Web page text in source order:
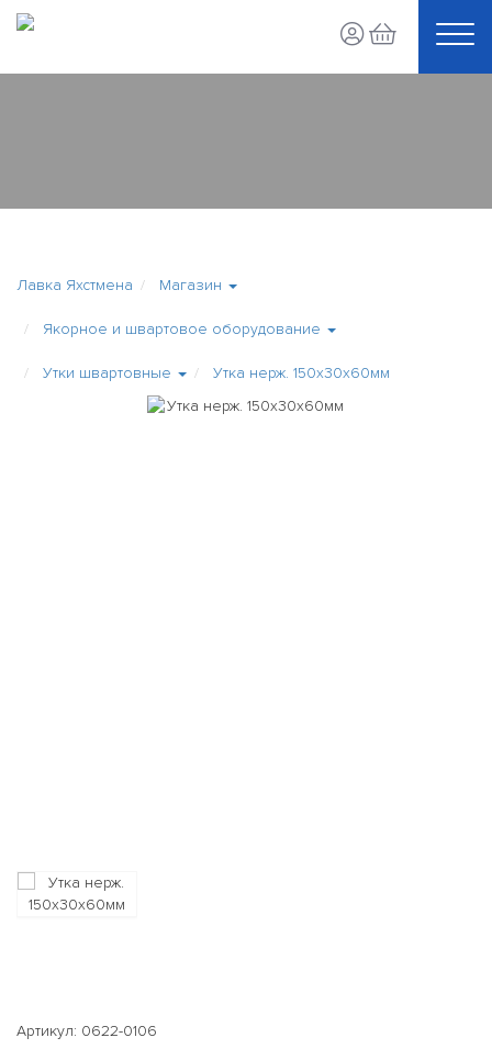
Лавка Яхстмена Магазин
Якорное и швартовое оборудование
Утки швартовные Утка нерж. 150х30х60мм
Артикул: 0622-0106